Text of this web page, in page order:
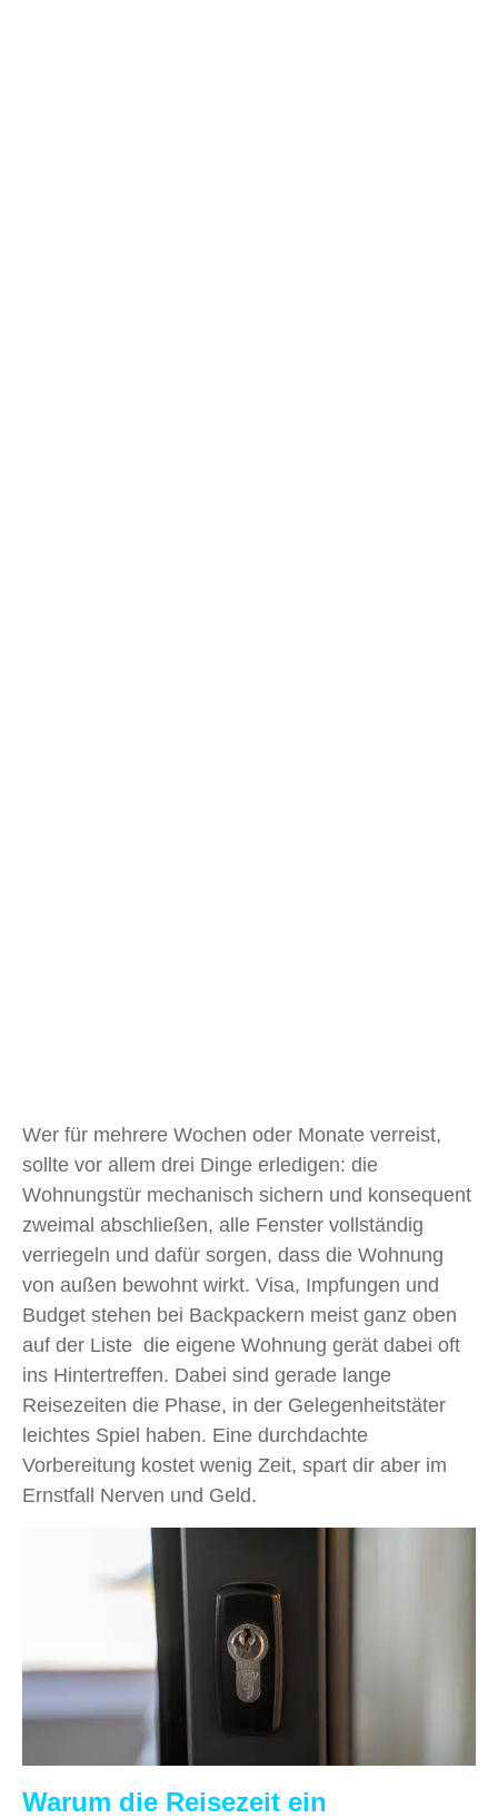
Wer für mehrere Wochen oder Monate verreist,
sollte vor allem drei Dinge erledigen: die
Wohnungstür mechanisch sichern und konsequent
zweimal abschließen, alle Fenster vollständig
verriegeln und dafür sorgen, dass die Wohnung
von außen bewohnt wirkt. Visa, Impfungen und
Budget stehen bei Backpackern meist ganz oben
auf der Liste die eigene Wohnung gerät dabei oft
ins Hintertreffen. Dabei sind gerade lange
Reisezeiten die Phase, in der Gelegenheitstäter
leichtes Spiel haben. Eine durchdachte
Vorbereitung kostet wenig Zeit, spart dir aber im
Ernstfall Nerven und Geld.
Warum die Reisezeit ein